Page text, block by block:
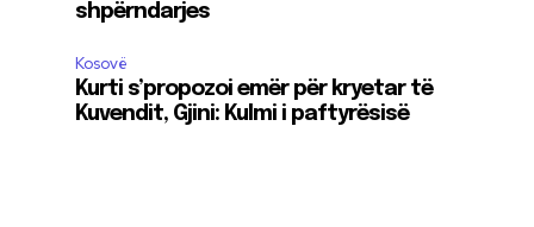
shpërndarjes
Kosovë
Kurti s’propozoi emër për kryetar të
Kuvendit, Gjini: Kulmi i paftyrësisë